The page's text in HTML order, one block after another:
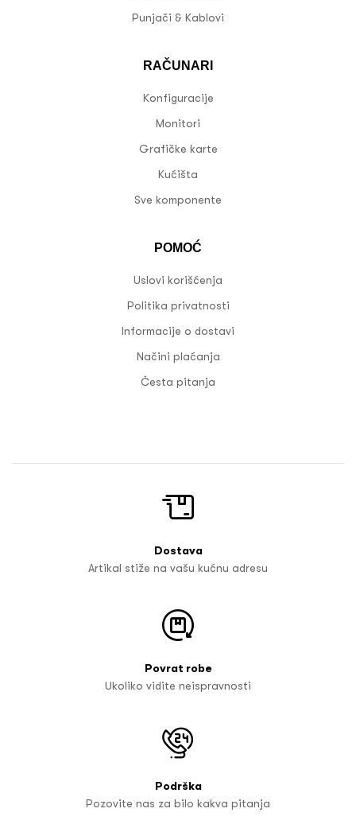
Punjači & Kablovi
RAČUNARI
Konfiguracije
Monitori
Grafičke karte
Kućišta
Sve komponente
POMOĆ
Uslovi korišćenja
Politika privatnosti
Informacije o dostavi
Načini plaćanja
Česta pitanja
Dostava
Artikal stiže na vašu kućnu adresu
Povrat robe
Ukoliko vidite neispravnosti
Podrška
Pozovite nas za bilo kakva pitanja